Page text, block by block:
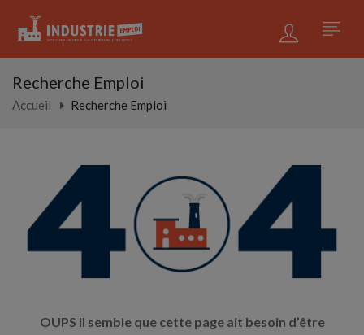
Recherche Emploi
Accueil Recherche Emploi
OUPS il semble que cette page ait besoin d’être